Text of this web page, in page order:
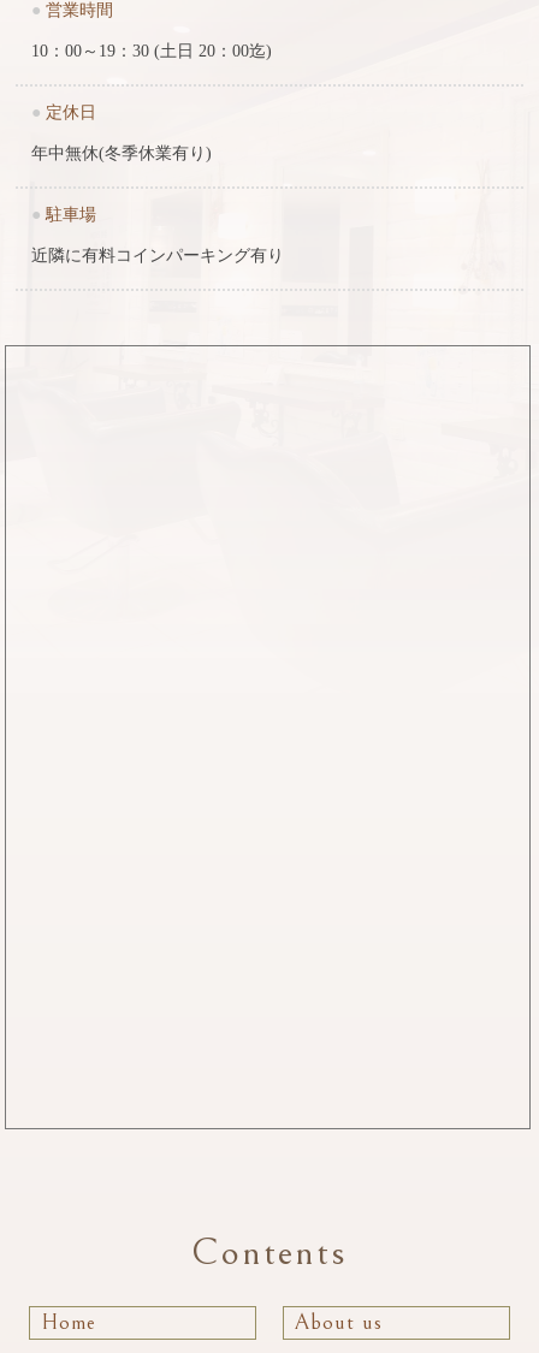
● 営業時間
10：00～19：30 (土日 20：00迄)
● 定休日
年中無休(冬季休業有り)
● 駐車場
近隣に有料コインパーキング有り
Contents
Home About us